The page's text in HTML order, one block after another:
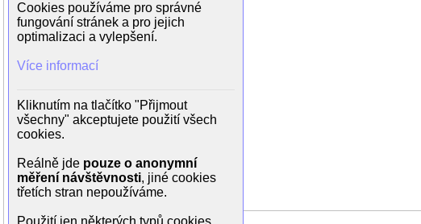
Dále hrají:
Patricie Padillová (císařovna)
Jiří Sedláček (loupežník)
Ivan Feller (loupežník)
Vladislav Georgiev (loupežník)
Jan Hrubý (muzikant)
Rudolf Hálek (muzikant)
Vladimír Polák (strážný)
Cookies používáme pro správné
fungování stránek a pro jejich
optimalizaci a vylepšení.
Více informací
Kliknutím na tlačítko "Přijmout
všechny" akceptujete použití všech
cookies.
Reálně jde pouze o anonymní
měření návštěvnosti, jiné cookies
třetích stran nepoužíváme.
Použití jen některých typů cookies